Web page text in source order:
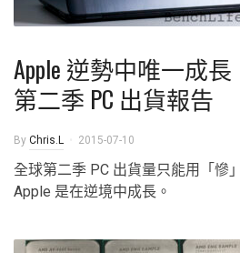
Apple 逆勢中唯一成長
第二季 PC 出貨報告
By Chris.L 2015-07-10
全球第二季 PC 出貨量只能用「慘
Apple 是在逆境中成長。